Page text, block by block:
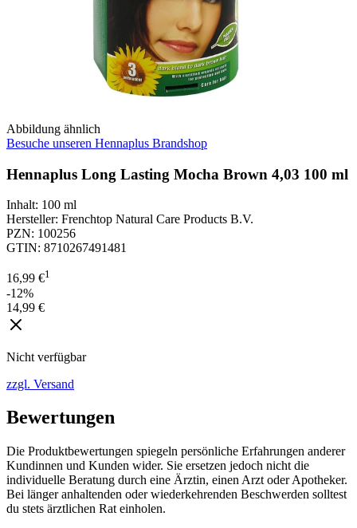
Abbildung ähnlich
Besuche unseren Hennaplus Brandshop
Hennaplus Long Lasting Mocha Brown 4,03 100 ml
Inhalt: 100 ml
Hersteller: Frenchtop Natural Care Products B.V.
PZN: 100256
GTIN: 8710267491481
16,99 €1
-12%
14,99 €
Nicht verfügbar
zzgl. Versand
Bewertungen
Die Produktbewertungen spiegeln persönliche Erfahrungen anderer
Kundinnen und Kunden wider. Sie ersetzen jedoch nicht die
individuelle Beratung durch eine Ärztin, einen Arzt oder Apotheker.
Bei länger anhaltenden oder wiederkehrenden Beschwerden solltest
du stets ärztlichen Rat einholen.